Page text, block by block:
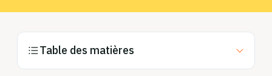
Table des matières